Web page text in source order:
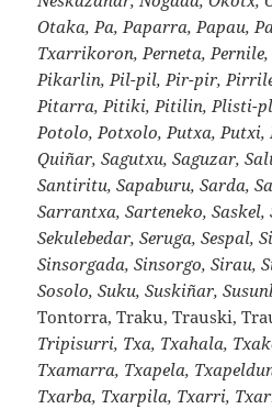
Otaka, Pa, Paparra, Papau,
Txarrikoron, Perneta,
Pikarlin, Pil-pil, Pir-pir,
Pitarra, Pitiki, Pitilin, Plisti-
Potolo, Potxolo, Putxa, Putxi,
Quiñar, Sagutxu, Saguzar,
Santiritu, Sapaburu, Sarda,
Sarrantxa, Sarteneko, Saskel,
Sekulebedar, Seruga, Sespal,
Sinsorgada, Sinsorgo, Sirau,
Sosolo, Suku, Suskiñar,
Tontorra, Traku, Trauski,
Tripisurri, Txa, Txahala,
Txamarra, Txapela,
Txarba, Txarpila, Txarri,